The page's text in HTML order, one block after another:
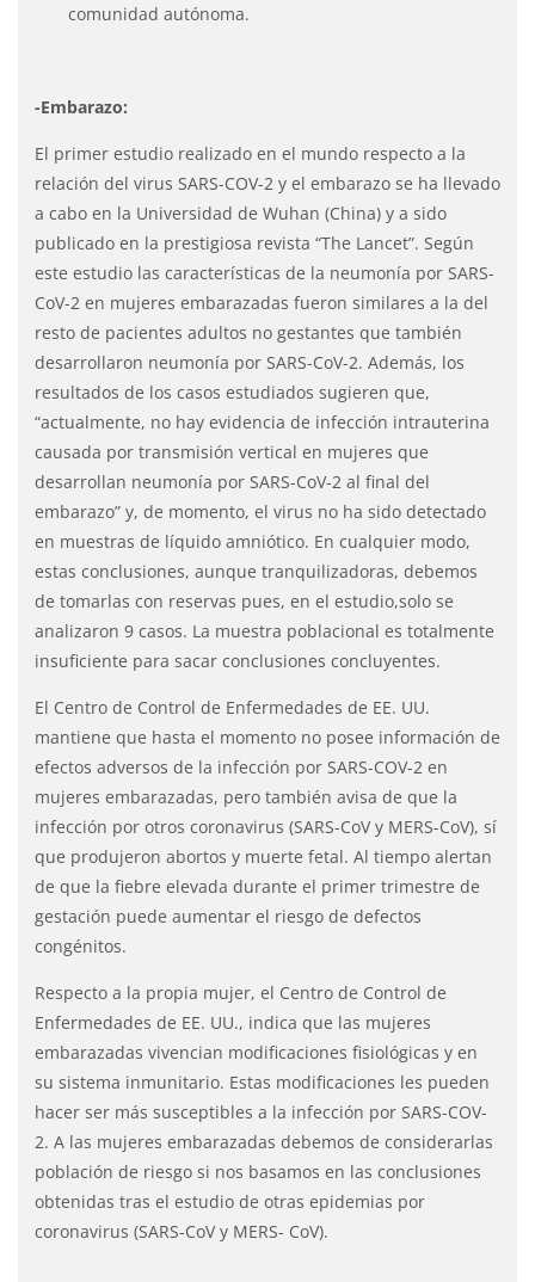
comunidad autónoma.
-Embarazo:
El primer estudio realizado en el mundo respecto a la
relación del virus SARS-COV-2 y el embarazo se ha llevado
a cabo en la Universidad de Wuhan (China) y a sido
publicado en la prestigiosa revista “The Lancet”. Según
este estudio las características de la neumonía por SARS-
CoV-2 en mujeres embarazadas fueron similares a la del
resto de pacientes adultos no gestantes que también
desarrollaron neumonía por SARS-CoV-2. Además, los
resultados de los casos estudiados sugieren que,
“actualmente, no hay evidencia de infección intrauterina
causada por transmisión vertical en mujeres que
desarrollan neumonía por SARS-CoV-2 al final del
embarazo” y, de momento, el virus no ha sido detectado
en muestras de líquido amniótico. En cualquier modo,
estas conclusiones, aunque tranquilizadoras, debemos
de tomarlas con reservas pues, en el estudio,solo se
analizaron 9 casos. La muestra poblacional es totalmente
insuficiente para sacar conclusiones concluyentes.
El Centro de Control de Enfermedades de EE. UU.
mantiene que hasta el momento no posee información de
efectos adversos de la infección por SARS-COV-2 en
mujeres embarazadas, pero también avisa de que la
infección por otros coronavirus (SARS-CoV y MERS-CoV), sí
que produjeron abortos y muerte fetal. Al tiempo alertan
de que la fiebre elevada durante el primer trimestre de
gestación puede aumentar el riesgo de defectos
congénitos.
Respecto a la propia mujer, el Centro de Control de
Enfermedades de EE. UU., indica que las mujeres
embarazadas vivencian modificaciones fisiológicas y en
su sistema inmunitario. Estas modificaciones les pueden
hacer ser más susceptibles a la infección por SARS-COV-
2. A las mujeres embarazadas debemos de considerarlas
población de riesgo si nos basamos en las conclusiones
obtenidas tras el estudio de otras epidemias por
coronavirus (SARS-CoV y MERS- CoV).